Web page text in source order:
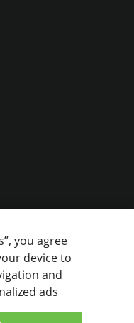
you agree
device to
and
ads